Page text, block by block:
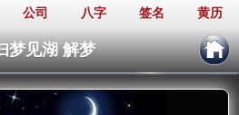
公司 八字 签名 黄历
梦见湖 解梦